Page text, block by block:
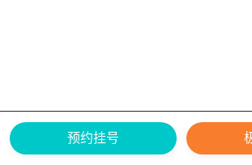
网上有害信息举报专区
关于我们
Copyright ©
2026 中华康网 版权所
预约挂号